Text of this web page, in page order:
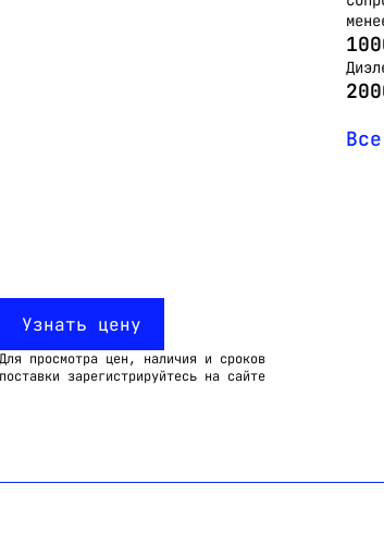
Узнать цену
Для просмотра цен, наличия и сроков
поставки зарегистрируйтесь на сайте